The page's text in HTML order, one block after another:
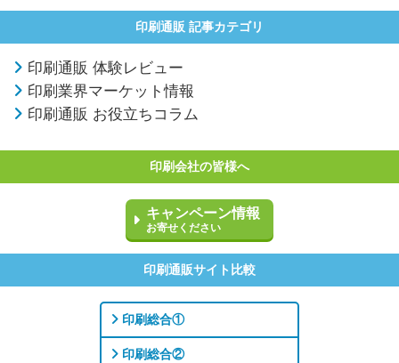
印刷通販 記事カテゴリ
印刷通販 体験レビュー
印刷業界マーケット情報
印刷通販 お役立ちコラム
印刷会社の皆様へ
キャンペーン情報
お寄せください
印刷通販サイト比較
印刷総合①
印刷総合②